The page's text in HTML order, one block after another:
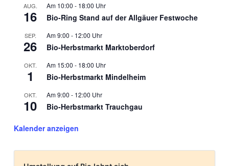
AUG.
16
10:00 - 18:00
Bio-Ring Stand auf der Allgäuer Festwoche
SEP.
26
9:00 - 12:00
Bio-Herbstmarkt Marktoberdorf
OKT.
1
15:00 - 18:00
Bio-Herbstmarkt Mindelheim
OKT.
10
9:00 - 12:00
Bio-Herbstmarkt Trauchgau
Kalender anzeigen